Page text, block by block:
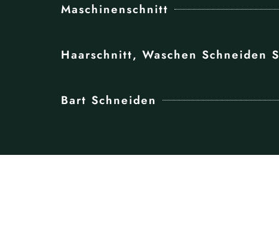
Maschinenschnitt
Haarschnitt, Waschen Schneiden
Bart Schneiden